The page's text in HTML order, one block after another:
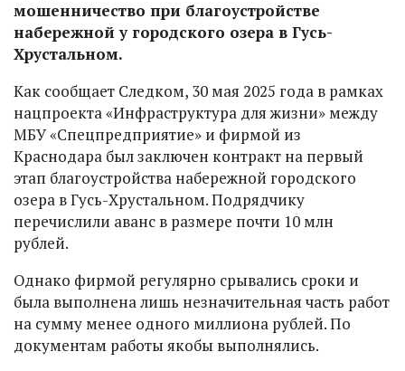
мошенничество при благоустройстве
набережной у городского озера в Гусь-
Хрустальном.
Как сообщает Следком, 30 мая 2025 года в рамках
нацпроекта «Инфраструктура для жизни» между
МБУ «Спецпредприятие» и фирмой из
Краснодара был заключен контракт на первый
этап благоустройства набережной городского
озера в Гусь-Хрустальном. Подрядчику
перечислили аванс в размере почти 10 млн
рублей.
Однако фирмой регулярно срывались сроки и
была выполнена лишь незначительная часть работ
на сумму менее одного миллиона рублей. По
документам работы якобы выполнялись.